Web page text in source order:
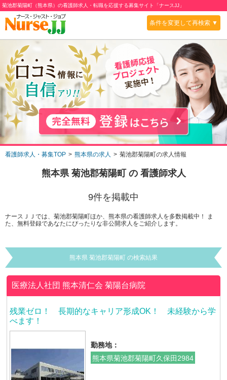
菊池郡菊陽町（熊本県）の看護師求人・転職を応援する募集サイト「ナースJJ」
条件を変更して再検索 ▼
看護師求人・募集TOP 熊本県の求人 菊池郡菊陽町の求人情報
熊本県 菊池郡菊陽町 の 看護師求人
9件を掲載中
ナースＪＪでは、菊池郡菊陽町ほか、熊本県の看護師求人を多数掲載中！ ま
た、無料登録であなたにぴったりな非公開求人をご紹介します。
熊本県 菊池郡菊陽町 の検索結果
医療法人社団 熊本清仁会菊陽台病院
残業ゼロ！ 長期的なキャリア形成OK！ 未経験から学
べます！
勤務地：
熊本県菊池郡菊陽町久保田2984